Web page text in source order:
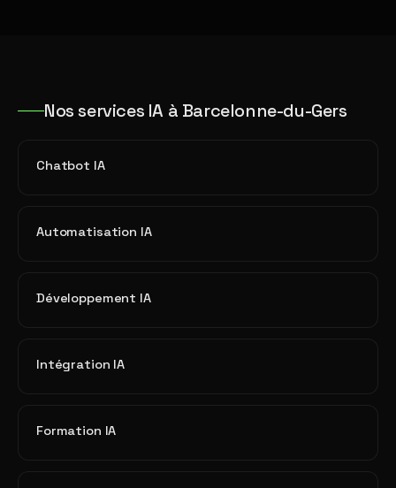
Nos services IA à Barcelonne-du-Gers
Chatbot IA
Automatisation IA
Développement IA
Intégration IA
Formation IA